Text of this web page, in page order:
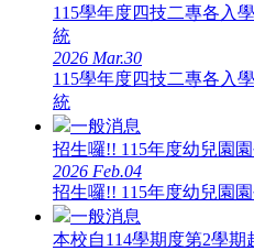
115學年度四技二專各入
統
2026 Mar.30
115學年度四技二專各入
統
一般消息
招生囉!! 115年度幼兒園
2026 Feb.04
招生囉!! 115年度幼兒園
一般消息
本校自114學期度第2學